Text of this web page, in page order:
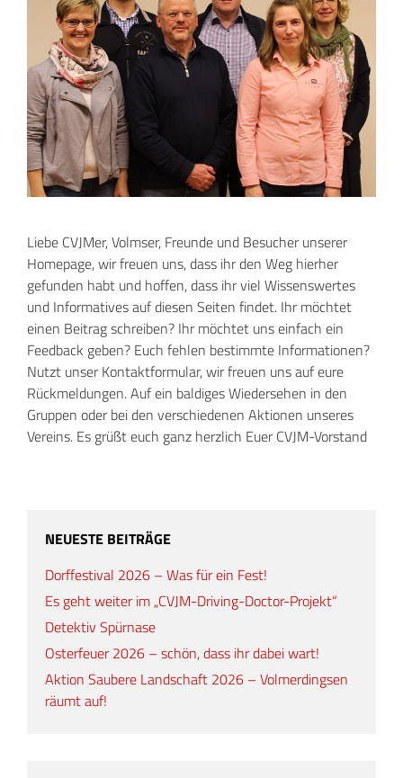
Liebe CVJMer, Volmser, Freunde und Besucher unserer
Homepage, wir freuen uns, dass ihr den Weg hierher
gefunden habt und hoffen, dass ihr viel Wissenswertes
und Informatives auf diesen Seiten findet. Ihr möchtet
einen Beitrag schreiben? Ihr möchtet uns einfach ein
Feedback geben? Euch fehlen bestimmte Informationen?
Nutzt unser Kontaktformular, wir freuen uns auf eure
Rückmeldungen. Auf ein baldiges Wiedersehen in den
Gruppen oder bei den verschiedenen Aktionen unseres
Vereins. Es grüßt euch ganz herzlich Euer CVJM-Vorstand
NEUESTE BEITRÄGE
Dorffestival 2026 – Was für ein Fest!
Es geht weiter im „CVJM-Driving-Doctor-Projekt“
Detektiv Spürnase
Osterfeuer 2026 – schön, dass ihr dabei wart!
Aktion Saubere Landschaft 2026 – Volmerdingsen
räumt auf!